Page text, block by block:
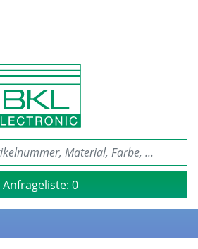
Anfrageliste: 0